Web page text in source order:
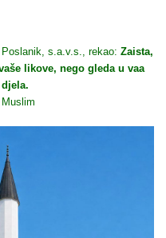
s.a.v.s., rekao: Zaista,
likove, nego gleda u vaa